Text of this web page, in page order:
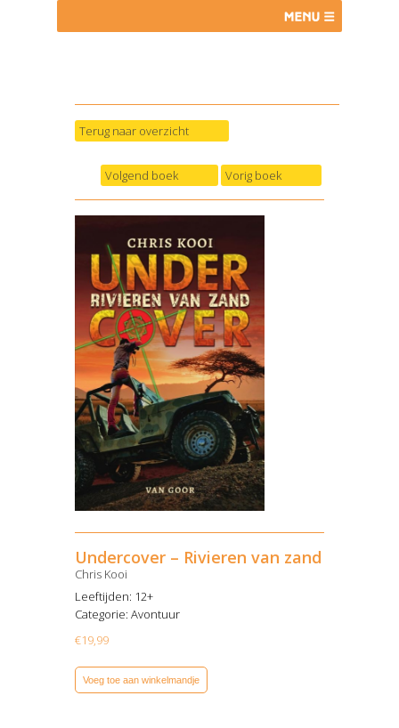
Terug naar overzicht
Volgend boek Vorig boek
Undercover – Rivieren van zand
Chris Kooi
Leeftijden: 12+
Categorie: Avontuur
€19,99
Voeg toe aan winkelmandje